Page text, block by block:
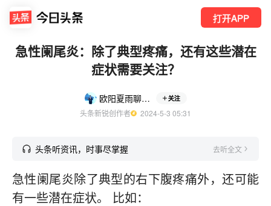
打开APP
急性阑尾炎：除了典型疼痛，还有这些潜在
症状需要关注？
欧阳夏雨聊养生 关注
头条新锐创作者
  2024-5-3 05:31
头条听资讯，时事尽掌握 去听全文
急性阑尾炎除了典型的右下腹疼痛外，还可能
有一些潜在症状。 比如：